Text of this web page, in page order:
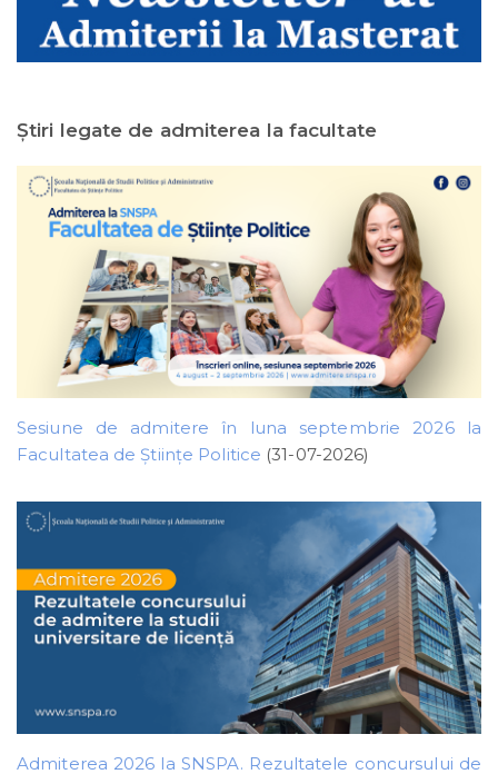
Ştiri legate de admiterea la facultate
Sesiune de admitere în luna septembrie 2026 la
Facultatea de Științe Politice (31-07-2026)
Admiterea 2026 la SNSPA. Rezultatele concursului de